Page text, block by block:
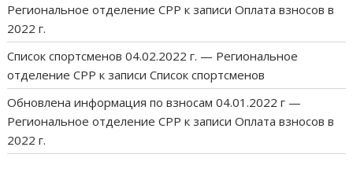
Региональное отделение СРР к записиОплата взносов в
2022 г.
Список спортсменов 04.02.2022 г. — Региональное
отделение СРР к записиСписок спортсменов
Обновлена информация по взносам 04.01.2022 г —
Региональное отделение СРР к записиОплата взносов в
2022 г.